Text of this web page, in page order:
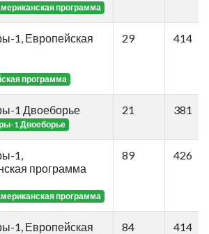
программа
1, Европейская
программа
29 414
1 Двоеборье
1 Двоеборье
21 381
1,
программа
программа
89 426
1, Европейская
84 414